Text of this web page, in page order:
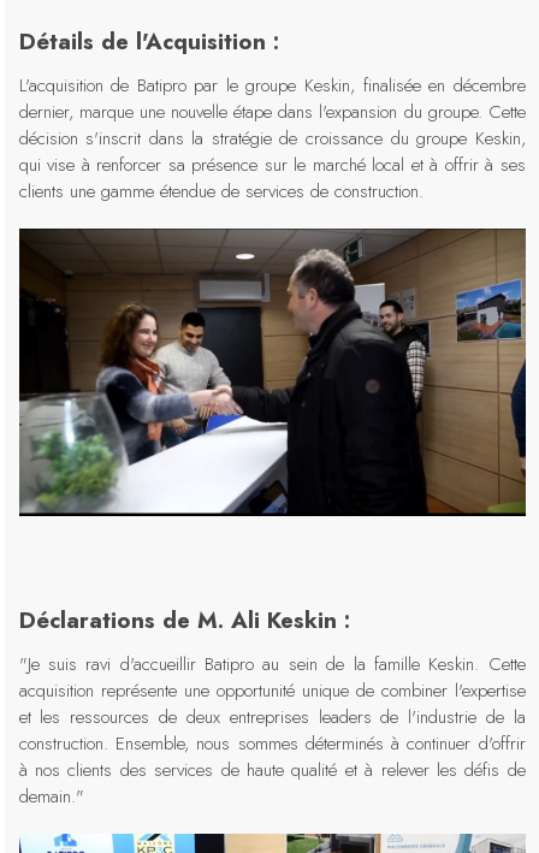
Détails de l'Acquisition :
L'acquisition de Batipro par le groupe Keskin, finalisée en décembre
dernier, marque une nouvelle étape dans l'expansion du groupe. Cette
décision s'inscrit dans la stratégie de croissance du groupe Keskin,
qui vise à renforcer sa présence sur le marché local et à offrir à ses
clients une gamme étendue de services de construction.
Déclarations de M. Ali Keskin :
"Je suis ravi d'accueillir Batipro au sein de la famille Keskin. Cette
acquisition représente une opportunité unique de combiner l'expertise
et les ressources de deux entreprises leaders de l'industrie de la
construction. Ensemble, nous sommes déterminés à continuer d'offrir
à nos clients des services de haute qualité et à relever les défis de
demain."